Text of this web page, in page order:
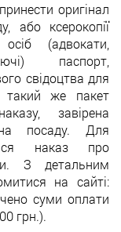
оригінал
або ксерокопії
(адвокати,
паспорт,
свідоцтва для
такий же пакет
завірена
посаду. Для
наказ про
З детальним
на сайті:
суми оплати
грн.).